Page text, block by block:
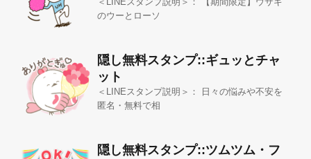
のウーとローソ
隠し無料スタンプ::ギュッとチャ
ット
＜LINEスタンプ説明＞： 日々の悩みや不安を
匿名・無料で相
隠し無料スタンプ::ツムツム・フ